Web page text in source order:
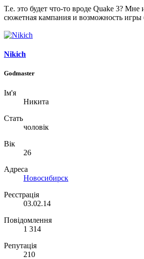
Т.е. это будет что-то вроде Quake 3? Мне
сюжетная кампания и возможность игры
Nikich
Godmaster
Ім'я
Никита
Стать
чоловік
Вік
26
Адреса
Новосибирск
Реєстрація
03.02.14
Повідомлення
1 314
Репутація
210